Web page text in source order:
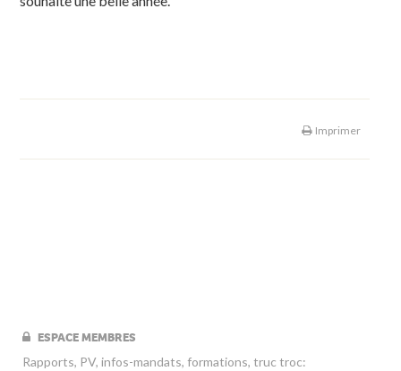
Imprimer
ESPACE MEMBRES
Rapports, PV, infos-mandats, formations, truc troc: